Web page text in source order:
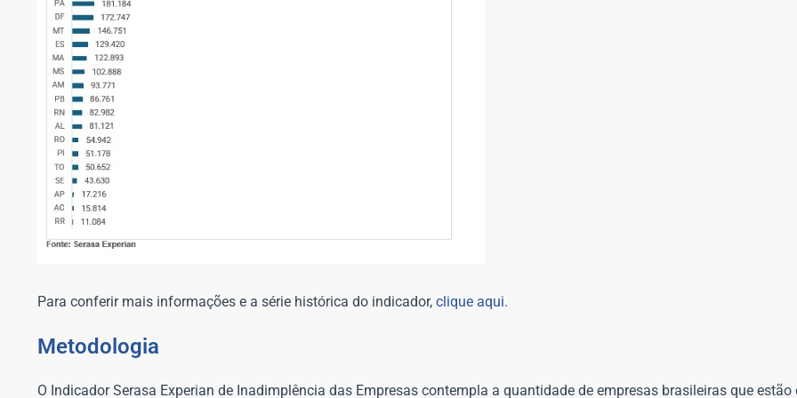
Para conferir mais informações e a série histórica do indicador, clique aqui.
Metodologia
O Indicador Serasa Experian de Inadimplência das Empresas contempla a quantidade de empresas brasileiras que